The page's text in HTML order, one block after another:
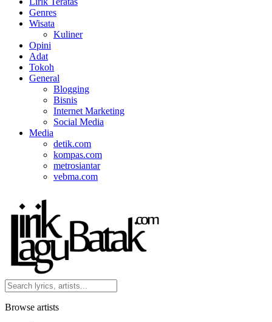
Genres
Wisata
Kuliner
Opini
Adat
Tokoh
General
Blogging
Bisnis
Internet Marketing
Social Media
Media
detik.com
kompas.com
metrosiantar
vebma.com
Browse artists